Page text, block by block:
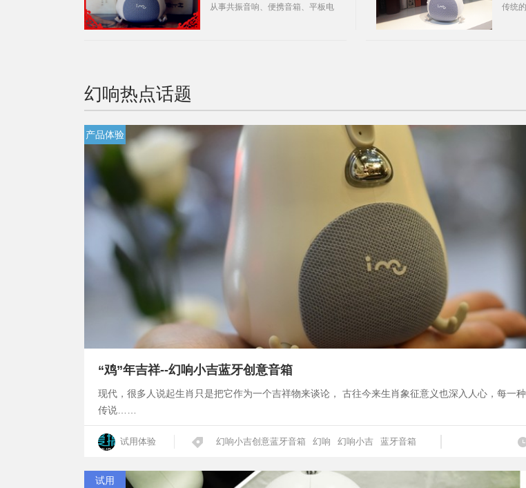
从事共振音响、便携音箱、平板电
传统
幻响热点话题
产品体验
“鸡”年吉祥--幻响小吉蓝牙创意音箱
现代，很多人说起生肖只是把它作为一个吉祥物来谈论， 古往今来生肖象征意义也深入人心，每一
传说……
试用体验 幻响小吉创意蓝牙音箱 幻响 幻响小吉 蓝牙音箱
试用